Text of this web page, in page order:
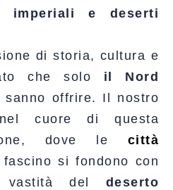
imperiali e deserti
di storia, cultura e
che solo il Nord
sanno offrire. Il nostro
cuore di questa
dove le città
si fondono con
del deserto